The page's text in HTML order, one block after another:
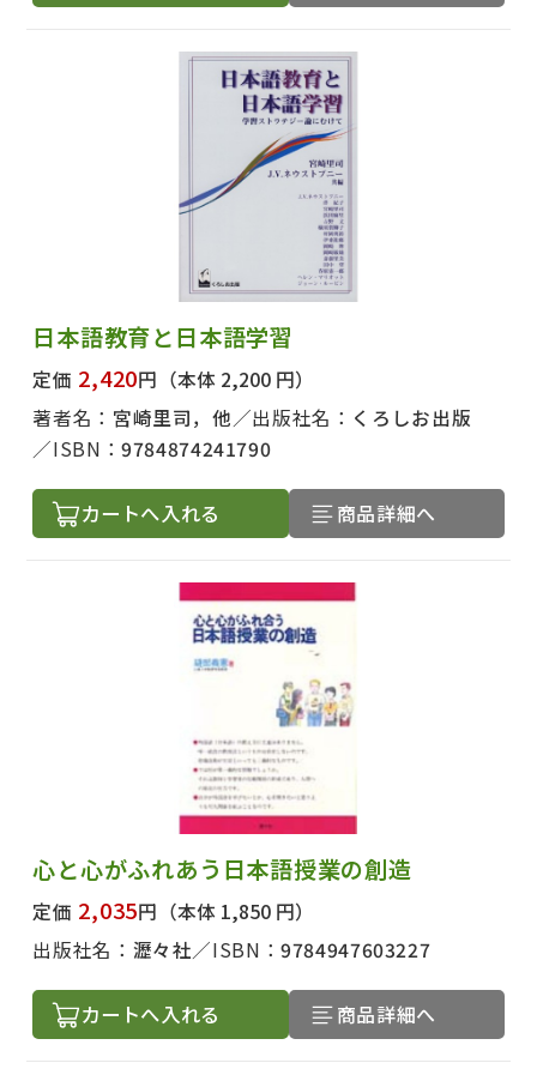
日本語教育と日本語学習
定価 2,420円 （本体 2,200 円）
著者名： 宮崎里司，他 出版社名： くろしお出版
ISBN：9784874241790
カートへ入れる 商品詳細へ
心と心がふれあう日本語授業の創造
定価 2,035円 （本体 1,850 円）
出版社名： 瀝々社 ISBN：9784947603227
カートへ入れる 商品詳細へ